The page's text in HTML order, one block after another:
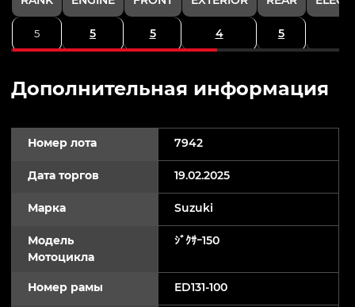
5 5 5 4 5
Дополнительная информация
Номер лота 7942
Дата торгов 19.02.2025
Марка Suzuki
Модель
Мотоцикла
ｼﾞｸｻｰ150
Номер рамы ED131-100